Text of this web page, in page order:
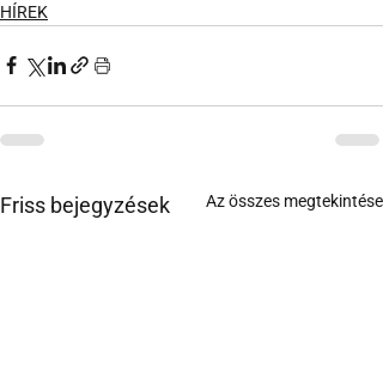
HÍREK
Friss bejegyzések Az összes megtekintése